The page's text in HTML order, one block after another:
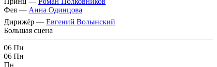
Фея — Анна Одинцова
Дирижёр — Евгений Волынский
Большая сцена
06 Пн
06 Пн
Пн